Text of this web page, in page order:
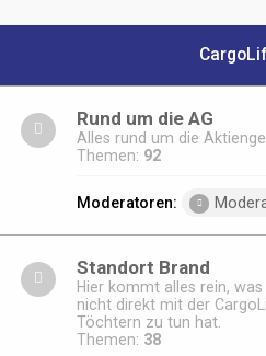
Rund um die AG
Alles rund um die
Themen: 92
Moderatoren:
Standort Brand
Hier kommt alles rein,
nicht direkt mit der
Töchtern zu tun hat.
Themen: 38